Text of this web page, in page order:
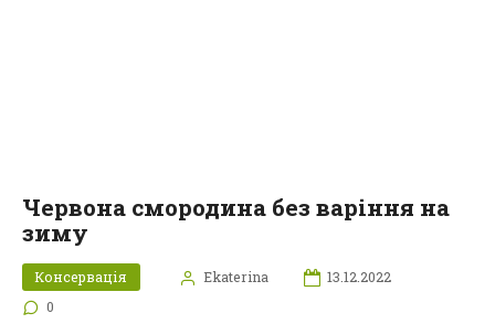
Червона смородина без варіння на
зиму
Консервація Ekaterina
13.12.2022
0